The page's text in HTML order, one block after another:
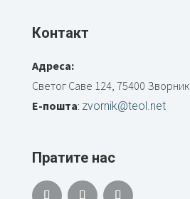
Контакт
Адреса:
Светог Саве 124, 75400 Зворник
Е-пошта: zvornik@teol.net
Пратите нас